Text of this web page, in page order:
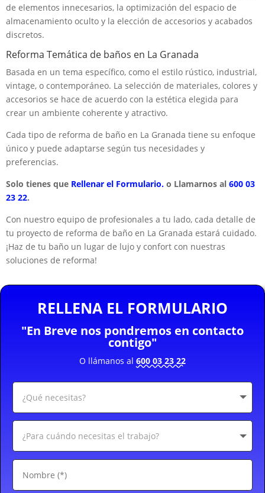
de elementos innecesarios, la optimización del espacio de
almacenamiento oculto y la elección de accesorios y acabados
discretos.
Reforma Temática de baños en La Granada
Basada en un tema específico, como el estilo rústico, industrial,
vintage, o contemporáneo. La selección de materiales, colores y
accesorios se hace de acuerdo con la estética elegida para
crear un ambiente coherente y atractivo.
Cada tipo de reforma de baño en La Granada tiene su enfoque
único y puede adaptarse según tus necesidades y
preferencias.
Solo tienes que Rellenar el Formulario. o Llamarnos al 600 03
23 22.
Con nuestro equipo de profesionales a tu lado, cada detalle de
tu proyecto de reforma de baño en La Granada estará cuidado.
¡Haz de tu baño un lugar de lujo y confort con nuestras
soluciones de reforma!
RELLENA EL FORMULARIO
"En Breve nos pondremos en contacto
contigo"
O llámanos al 600 03 23 22